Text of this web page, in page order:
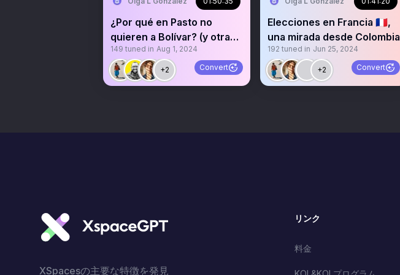
¿Por qué en Pasto no
quieren a Bolívar? (y otras
preguntas...)
149 tuned in Aug 1, 2024
+2 Convert
Elecciones en Francia 🇫🇷,
una mirada desde Colombia
192 tuned in Jun 25, 2024
+2 Convert
XSpacesの主要な特徴を発見
リンク
料金